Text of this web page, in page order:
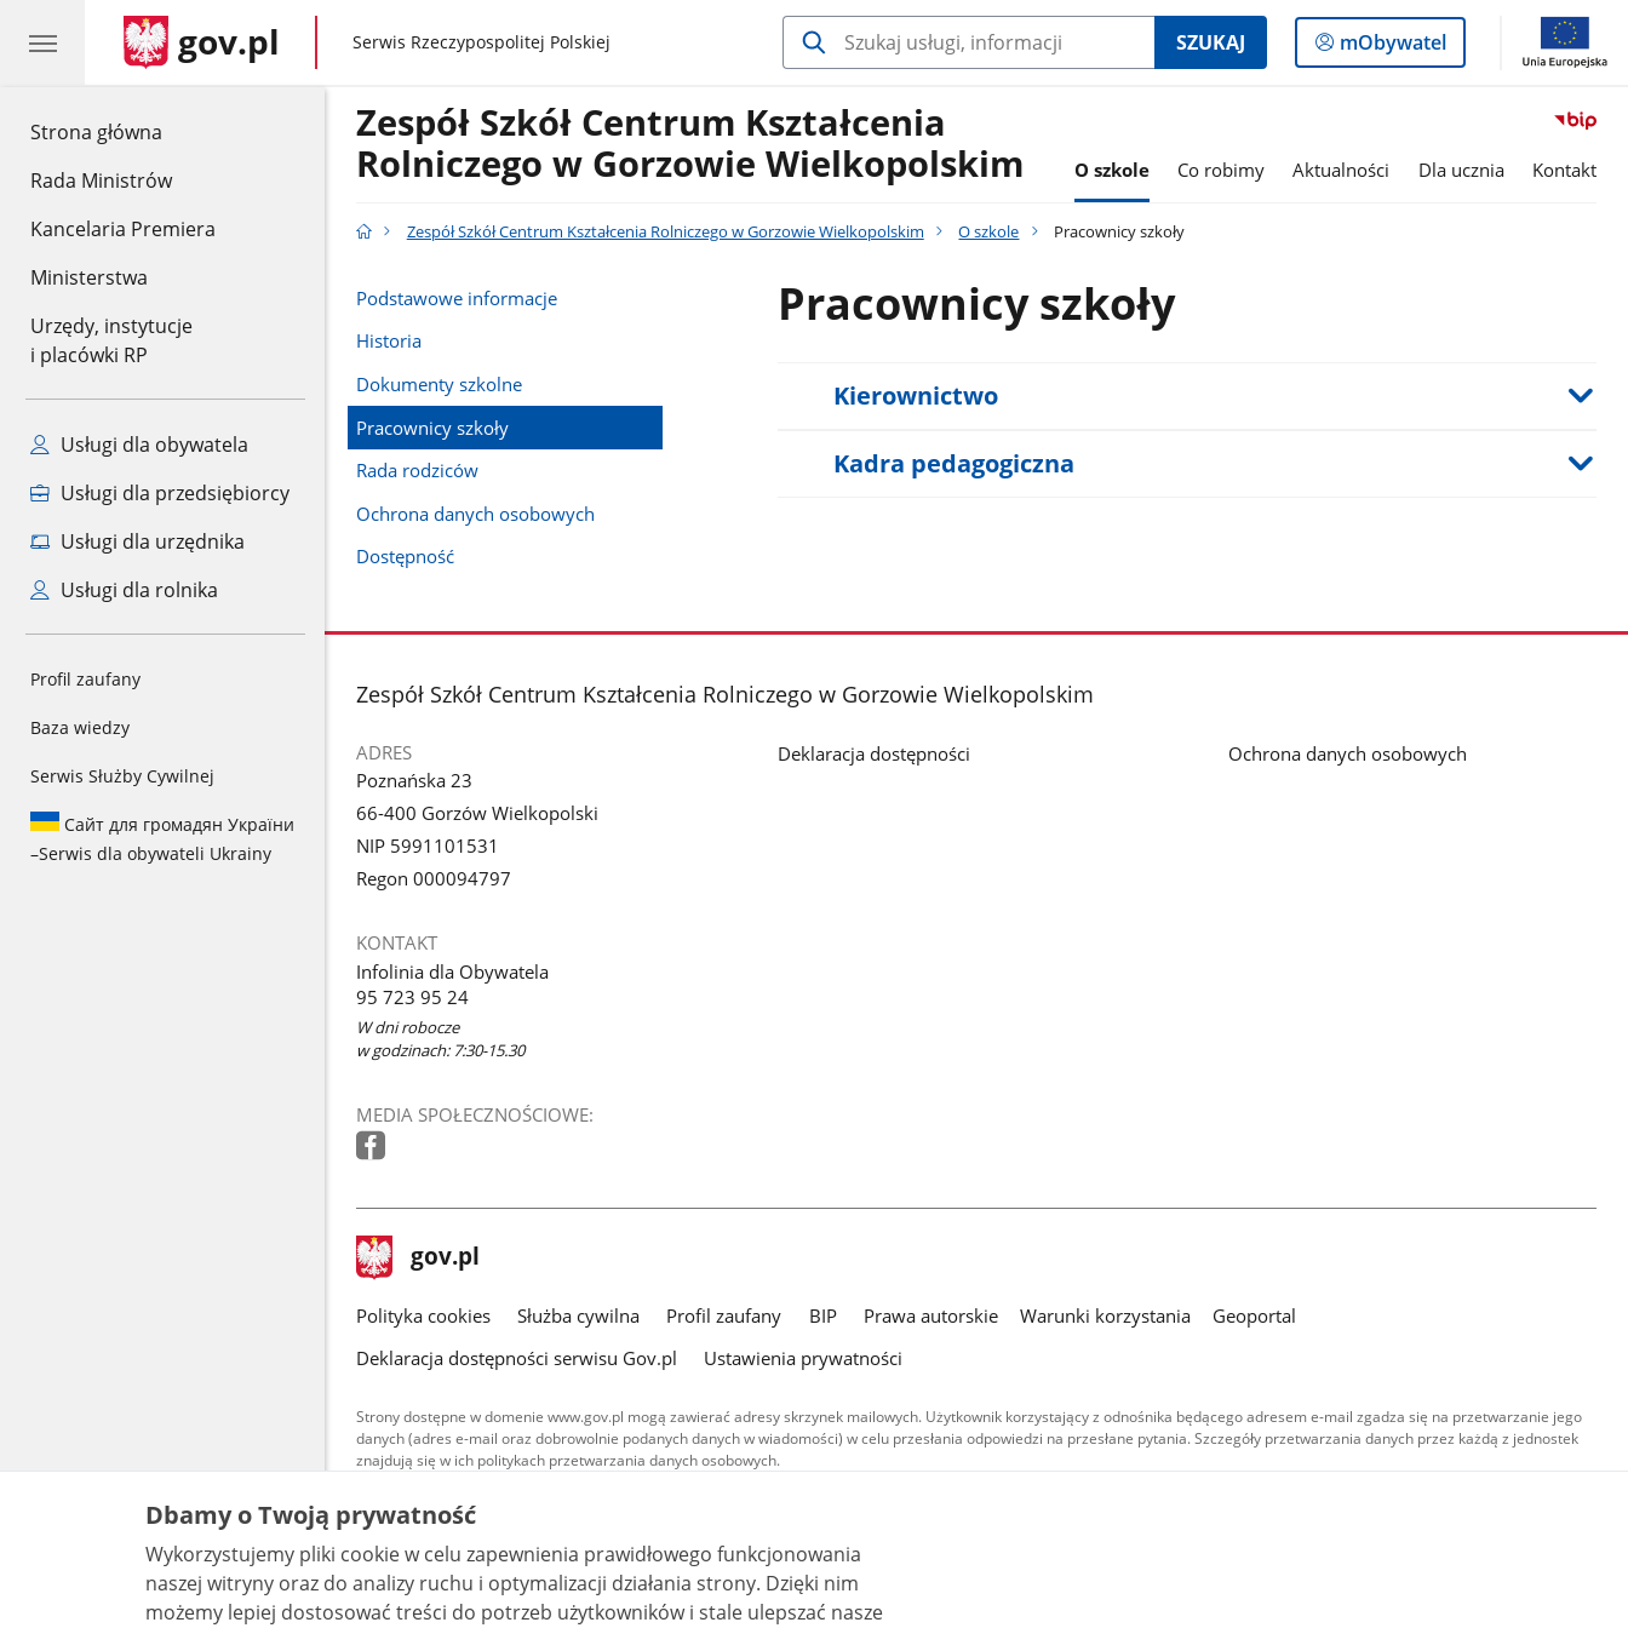
Strona główna
Rada Ministrów
Kancelaria Premiera
Ministerstwa
Urzędy, instytucje
i placówki RP
Usługi dla obywatela
Usługi dla przedsiębiorcy
Usługi dla urzędnika
Usługi dla rolnika
Profil zaufany
Baza wiedzy
Serwis Służby Cywilnej
Сайт для громадян України
–Serwis dla obywateli Ukrainy
gov.pl gov.pl
Serwis Rzeczypospolitej Polskiej SZUKAJ
Logowanie
do
mObywatel
Zespół Szkół Centrum Kształcenia
Rolniczego w Gorzowie Wielkopolskim
O szkole Co robimy Aktualności Dla ucznia Kontakt
Zespół Szkół Centrum Kształcenia Rolniczego w Gorzowie Wielkopolskim O szkole Pracownicy szkoły
Podstawowe informacje
Historia
Dokumenty szkolne
Pracownicy szkoły
Rada rodziców
Ochrona danych osobowych
Dostępność
Pracownicy szkoły
Kierownictwo
Kadra pedagogiczna
stopka
Zespół Szkół Centrum Kształcenia Rolniczego w Gorzowie Wielkopolskim
ADRES
Poznańska 23
66-400 Gorzów Wielkopolski
NIP 5991101531
Regon 000094797
KONTAKT
Infolinia dla Obywatela
95 723 95 24
W dni robocze
w godzinach: 7:30-15.30
MEDIA SPOŁECZNOŚCIOWE:
Deklaracja dostępności Ochrona danych osobowych
stopka
gov.pl Strona
gov.pl
gov.pl
Polityka cookies Służba cywilna Profil zaufany BIP Prawa autorskie Warunki korzystania
Geoportal
Deklaracja dostępności serwisu Gov.pl
Ustawienia prywatności
Strony dostępne w domenie www.gov.pl mogą zawierać adresy skrzynek mailowych. Użytkownik korzystający z odnośnika będącego adresem e-mail zgadza się na przetwarzanie jego
danych (adres e-mail oraz dobrowolnie podanych danych w wiadomości) w celu przesłania odpowiedzi na przesłane pytania. Szczegóły przetwarzania danych przez każdą z jednostek
znajdują się w ich politykach przetwarzania danych osobowych.
Treści tekstowe publikowane w serwisie (z wyłączeniem treści audiowizualnych), są
udostępniane na licencji typu Creative Commons: uznanie autorstwa - na tych samych
warunkach 4.0 (CC BY-SA 4.0). Materiały audiowizualne, w tym zdjęcia, materiały audio i wideo,
są udostępniane na licencji typu Creative Commons: uznanie autorstwa użycie niekomercyjne -
bez utworów zależnych 4.0 (CC BY-NC-ND 4.0), o ile nie jest to stwierdzone inaczej.
Dbamy o Twoją prywatność
Wykorzystujemy pliki cookie w celu zapewnienia prawidłowego funkcjonowania
naszej witryny oraz do analizy ruchu i optymalizacji działania strony. Dzięki nim
możemy lepiej dostosować treści do potrzeb użytkowników i stale ulepszać nasze